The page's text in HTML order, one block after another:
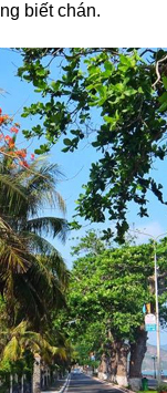
biết chán.